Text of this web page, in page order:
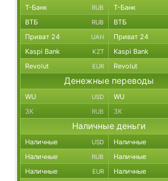
Т-Банк RUB Т-Банк
ВТБ RUB ВТБ
Приват 24 UAH Приват 24
Kaspi Bank KZT Kaspi Bank
Revolut EUR Revolut
Денежные переводы
WU USD WU
ЗК RUB ЗК
Наличные деньги
Наличные USD Наличные
Наличные RUB Наличные
Наличные EUR Наличные